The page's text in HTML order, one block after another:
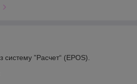
”Расчет“ (EPOS).